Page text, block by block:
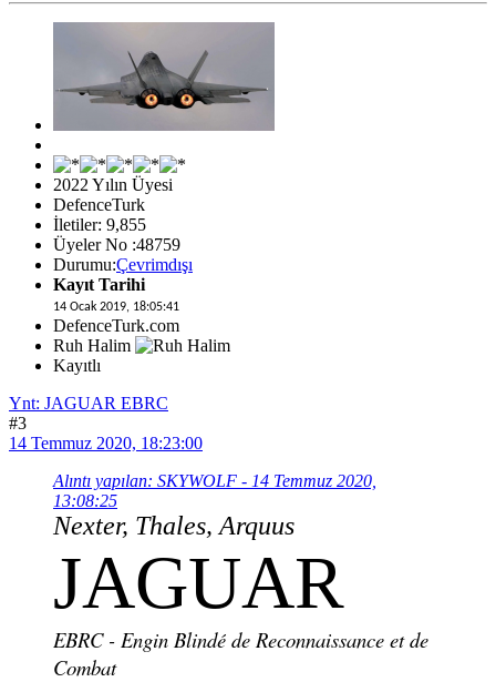
2022 Yılın Üyesi
DefenceTurk
İletiler: 9,855
Üyeler No :48759
Durumu:Çevrimdışı
Kayıt Tarihi
14 Ocak 2019, 18:05:41
DefenceTurk.com
Ruh Halim
Kayıtlı
Ynt: JAGUAR EBRC
#3
14 Temmuz 2020, 18:23:00
Alıntı yapılan: SKYWOLF - 14 Temmuz 2020,
13:08:25
Nexter, Thales, Arquus
JAGUAR
EBRC - Engin Blindé de Reconnaissance et de
Combat